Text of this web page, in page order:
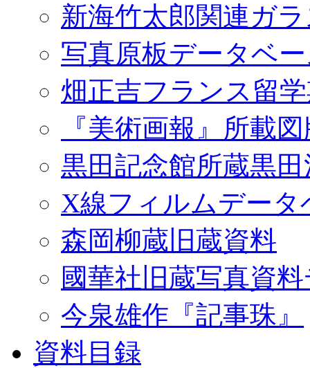
新海竹太郎関連ガ
写真原板データベ
畑正吉フランス留
『美術画報』所載
黒田記念館所蔵黒
X線フィルムデータ
森岡柳蔵旧蔵資料
國華社旧蔵写真資
今泉雄作『記事珠』
資料目録